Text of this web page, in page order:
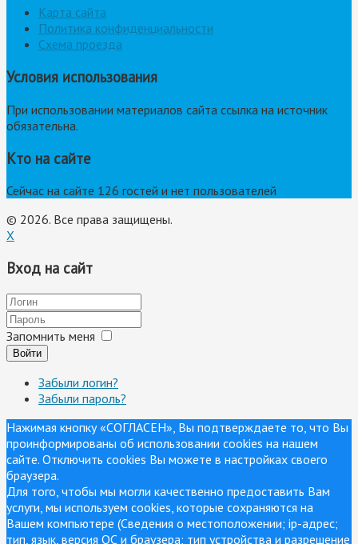
Карта сайта
Политика конфиденциальности
Схема проезда
Условия использования
При использовании материалов сайта ссылка на источник
обязательна.
Кто на сайте
Сейчас на сайте 126 гостей и нет пользователей
© 2026. Все права защищены.
X
Вход на сайт
Запомнить меня
Войти
Забыли логин?
Забыли пароль?
Нажимая кнопку «СОГЛАСЕН», Вы подтверждаете то, что Вы
проинформированы об использовании cookies на нашем
сайте. Отключить cookies Вы можете в настройках своего
браузера.
Для того, чтобы мы могли качественно предоставить Вам
услуги, мы используем cookies, которые сохраняются на
Вашем компьютере (Сведения о местоположении; ip-адрес;
тип, язык, версия ОС и браузера; тип устройства и разрешение